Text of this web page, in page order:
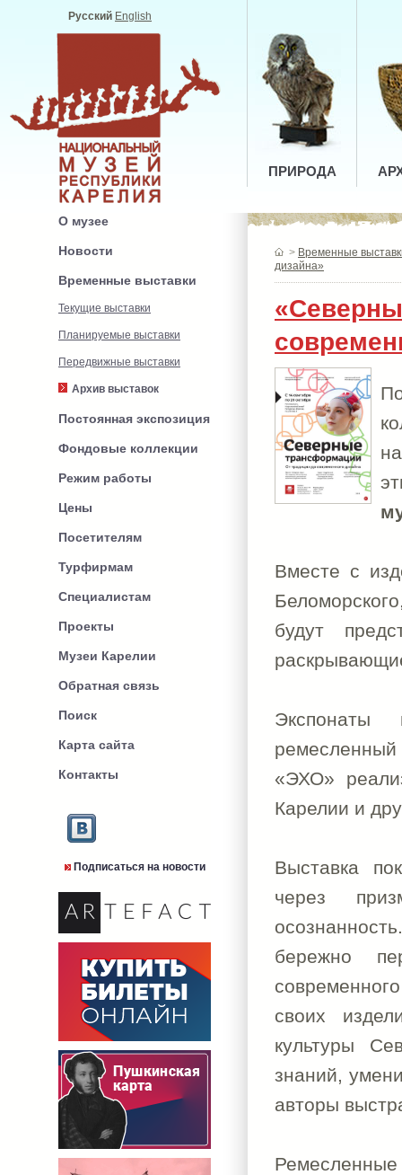
Русский English
ПРИРОДА
О музее
Новости
Временные выставки
Текущие выставки
Планируемые выставки
Передвижные выставки
Архив выставок
Постоянная экспозиция
Фондовые коллекции
Режим работы
Цены
Посетителям
Турфирмам
Специалистам
Проекты
Музеи Карелии
Обратная связь
Поиск
Карта сайта
Контакты
Подписаться на новости
> Временные
дизайна»
Вместе с
будут
Экспонаты
«ЭХО»
Карелии и
Выставка
через
бережно
своих
культуры
знаний,
авторы